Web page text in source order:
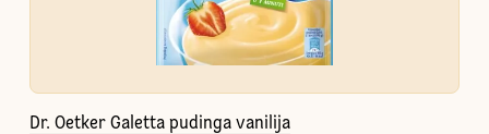
Dr. Oetker Galetta pudinga vanilija